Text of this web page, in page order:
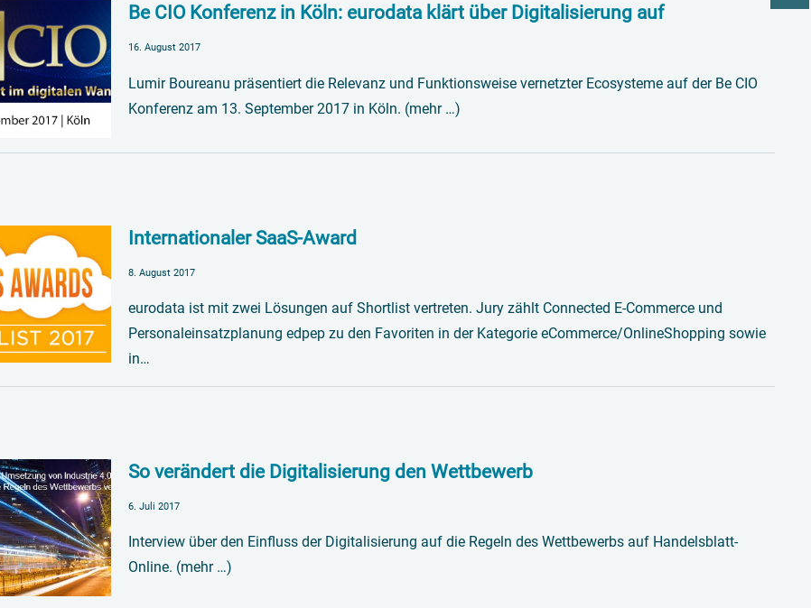
Be CIO Konferenz in Köln: eurodata klärt über Digitalisierung auf
16. August 2017
Lumir Boureanu präsentiert die Relevanz und Funktionsweise vernetzter Ecosysteme auf der Be CIO
Konferenz am 13. September 2017 in Köln. (mehr …)
Internationaler SaaS-Award
8. August 2017
eurodata ist mit zwei Lösungen auf Shortlist vertreten. Jury zählt Connected E-Commerce und
Personaleinsatzplanung edpep zu den Favoriten in der Kategorie eCommerce/OnlineShopping sowie
in…
So verändert die Digitalisierung den Wettbewerb
6. Juli 2017
Interview über den Einfluss der Digitalisierung auf die Regeln des Wettbewerbs auf Handelsblatt-
Online. (mehr …)